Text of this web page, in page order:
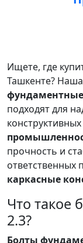
Ищете, где
Ташкенте?
подходят для
прочность и
ответственных
каркасные
Что такое
2.3?
Болты